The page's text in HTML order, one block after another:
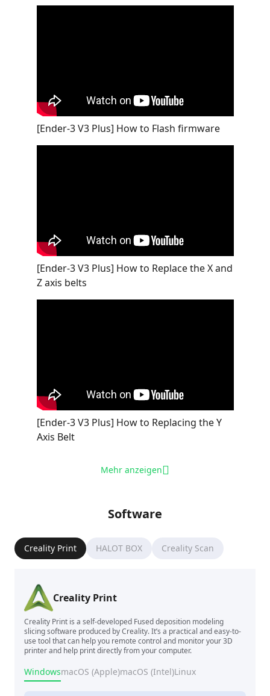
[Ender-3 V3 Plus] How to Flash firmware
[Ender-3 V3 Plus] How to Replace the X and
Z axis belts
[Ender-3 V3 Plus] How to Replacing the Y
Axis Belt
Mehr anzeigen
Software
Creality Print HALOT BOX Creality Scan
Creality Print
Creality Print is a self-developed Fused deposition modeling
slicing software produced by Creality. It’s a practical and easy-to-
use tool that can help you remote control and monitor your 3D
printer and help print directly from your computer.
WindowsmacOS (Apple)macOS (Intel)Linux